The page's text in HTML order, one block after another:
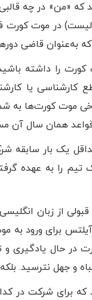
که «من» در چه
در موت
که به‌عنوان قاضی
را داشته
یا
موت کورت‌ها به
همان سال آن
یک بار سابقه
را به عهده
از زبان
کورت نشانگر این است که
در حال
و جهل نترسید.